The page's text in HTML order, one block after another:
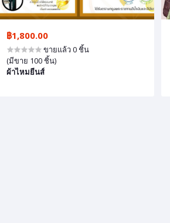
฿1,800.00
ขายแล้ว 0 ชิ้น
(มีขาย 100 ชิ้น)
ผ้าไหมยีนส์